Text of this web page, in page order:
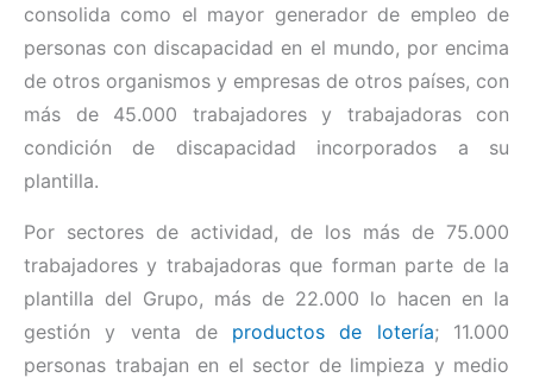
consolida como el mayor generador de empleo de
personas con discapacidad en el mundo, por encima
de otros organismos y empresas de otros países, con
más de 45.000 trabajadores y trabajadoras con
condición de discapacidad incorporados a su
plantilla.
Por sectores de actividad, de los más de 75.000
trabajadores y trabajadoras que forman parte de la
plantilla del Grupo, más de 22.000 lo hacen en la
gestión y venta de productos de lotería; 11.000
personas trabajan en el sector de limpieza y medio